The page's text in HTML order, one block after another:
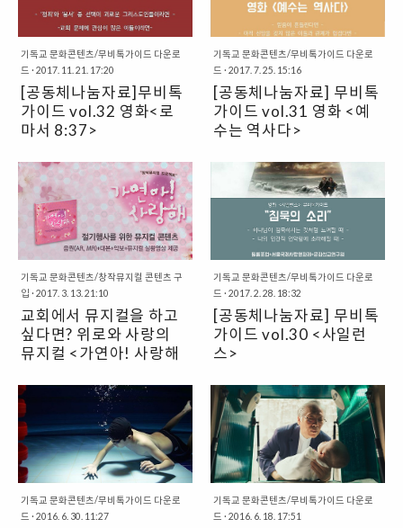
기독교 문화콘텐츠/무비톡가이드 다운로
드 · 2017. 11. 21. 17:20
[공동체나눔자료]무비톡
가이드 vol.32 영화<로
마서 8:37>
는" 무비톡가이드 영화는 시대의 사
회문화를 반영하고 사회적 의미를
생산해내는 힘을 가지고 있기에 매
우 중요합니다. 때문에 그리스도인
으로서 영화 ‘읽기’는 하나님 나라의
가치를 이 땅에 펼치며 ‘어떻게 살
것인지＇를 묻는 것과 결코 무관하
지 않습니다. 이러한 관점에서 문화
선교연구원에서 영화를 본 후, 신앙
적 관점에서 영화를 해석하고 함께
이야기 할 수 있도록 나눔자료를 제
영화 을 봤다면, 누구나 함께 영화에
대해, 서로의 신앙과 가치관에 대해
이야기 나눌 수 있도록 준비했습니
다. PDF 파일을 다운로드, A4 종이
에 양면 출력해 반으로 접어 사용하
세요.
www.facebook.com/cricum이나
cricumorg@naver.com으로..
기독교 문화콘텐츠/무비톡가이드 다운로
드 · 2017. 7. 25. 15:16
[공동체나눔자료] 무비톡
가이드 vol.31 영화 <예
수는 역사다>
는"무비톡가이드 영화는 시대의 사
회문화를 반영하고 사회적 의미를
생산해내는 힘을 가지고 있기에 매
우 중요합니다. 때문에 그리스도인
으로서 영화 ‘읽기’는 하나님 나라의
가치를 이 땅에 펼치며 ‘어떻게 살
것인지＇를 묻는 것과 결코 무관하
지 않습니다. 이러한 관점에서 문화
선교연구원에서 영화를 본 후, 신앙
적 관점에서 영화를 해석하고 함께
이야기 할 수 있도록 나눔자료를 제
영화 를 봤다면, 누구나 함께 영화에
대해, 서로의 신앙과 가치관에 대해
이야기 나눌 수 있도록 준비했습니
다. PDF 파일을 다운로드, A4 종이
에 양면 출력해 반으로 접어 사용하
세요.
www.facebook.com/cricum이나
cricumorg@naver.com으로 ..
기독교 문화콘텐츠/창작뮤지컬 콘텐츠 구
입 · 2017. 3. 13. 21:10
교회에서 뮤지컬을 하고
싶다면? 위로와 사랑의
뮤지컬 <가연아! 사랑해
구요? 문화선교연구원이 도와드리
겠습니다! 해마다 찾아오는 절기.
부활절과 추수감사절, 성탄절이나
교회 안 여러 가지 행사(학생회, 청
년부 등)에 필요한 뮤지컬 아이템을
찾고 계신 분들에게 추천해드립니
다. 뮤지컬 상처와 외로움을 안고 살
아가던 소녀에게 찾아온 사랑의 고
기독교 문화콘텐츠/무비톡가이드 다운로
드 · 2017. 2. 28. 18:32
[공동체나눔자료] 무비톡
가이드 vol.30 <사일런
스>
톡가이드 영화는 시대의 사회문화
를 반영하고 사회적 의미를 생산해
내는 힘을 가지고 있기에 매우 중요
합니다. 때문에 그리스도인으로서
영화 ‘읽기’는 하나님 나라의 가치를
이 땅에 펼치며 ‘어떻게 살 것인지＇
를 묻는 것과 결코 무관하지 않습니
다. 이러한 관점에서 문화선교연구
기독교 문화콘텐츠/무비톡가이드 다운로
드 · 2016. 6. 30. 11:27
기독교 문화콘텐츠/무비톡가이드 다운로
드 · 2016. 6. 18. 17:51